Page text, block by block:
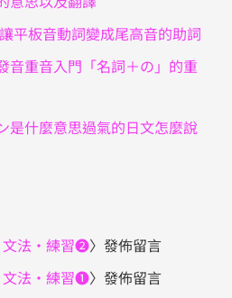
平板音動詞變成尾高音的助詞
音重音入門「名詞＋の」的重
是什麼意思過氣的日文怎麼說
文法・練習❷〉發佈留言
文法・練習❶〉發佈留言